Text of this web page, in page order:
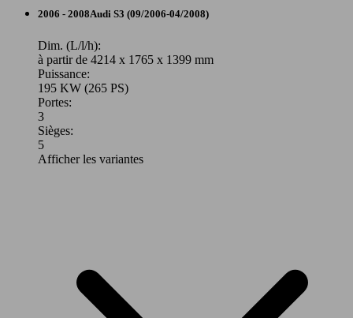
Berline
Essence
Model Version
S3 2.0 TFSI 265
(265 PS)
2006 - 2008Audi S3 (09/2006-04/2008)
Dim. (L/l/h):
à partir de 4214 x 1765 x 1399 mm
Puissance:
195 KW (265 PS)
Portes:
3
Sièges:
5
Afficher les variantes